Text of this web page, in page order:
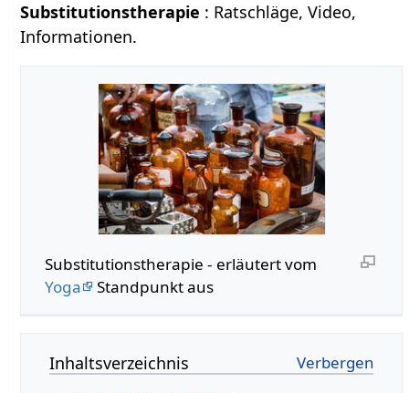
Substitutionstherapie : Ratschläge, Video,
Informationen.
Substitutionstherapie - erläutert vom
Yoga
Standpunkt aus
Inhaltsverzeichnis